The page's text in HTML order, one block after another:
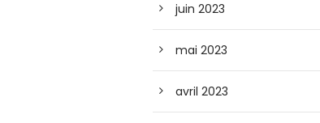
juin 2023
mai 2023
avril 2023